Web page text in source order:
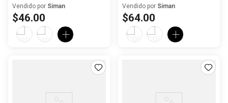
Mate SPF 15
Vendido por Siman
$46.00
in-Place Mate Larga
duración
Vendido por Siman
$64.00